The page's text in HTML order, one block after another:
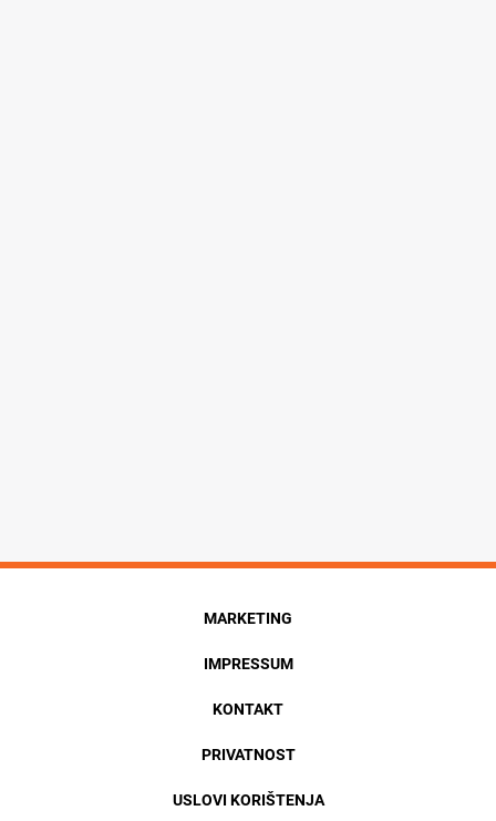
MARKETING
IMPRESSUM
KONTAKT
PRIVATNOST
USLOVI KORIŠTENJA